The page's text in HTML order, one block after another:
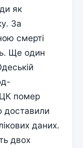
як
За
смерті
Ще один
помер
доставили
даних.
двох